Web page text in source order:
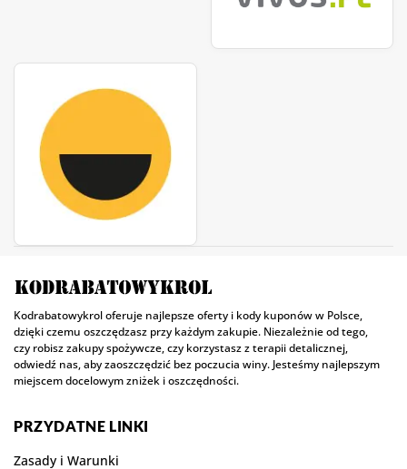
Kodrabatowykrol oferuje najlepsze oferty i kody kuponów w Polsce,
dzięki czemu oszczędzasz przy każdym zakupie. Niezależnie od tego,
czy robisz zakupy spożywcze, czy korzystasz z terapii detalicznej,
odwiedź nas, aby zaoszczędzić bez poczucia winy. Jesteśmy najlepszym
miejscem docelowym zniżek i oszczędności.
PRZYDATNE LINKI
Zasady i Warunki